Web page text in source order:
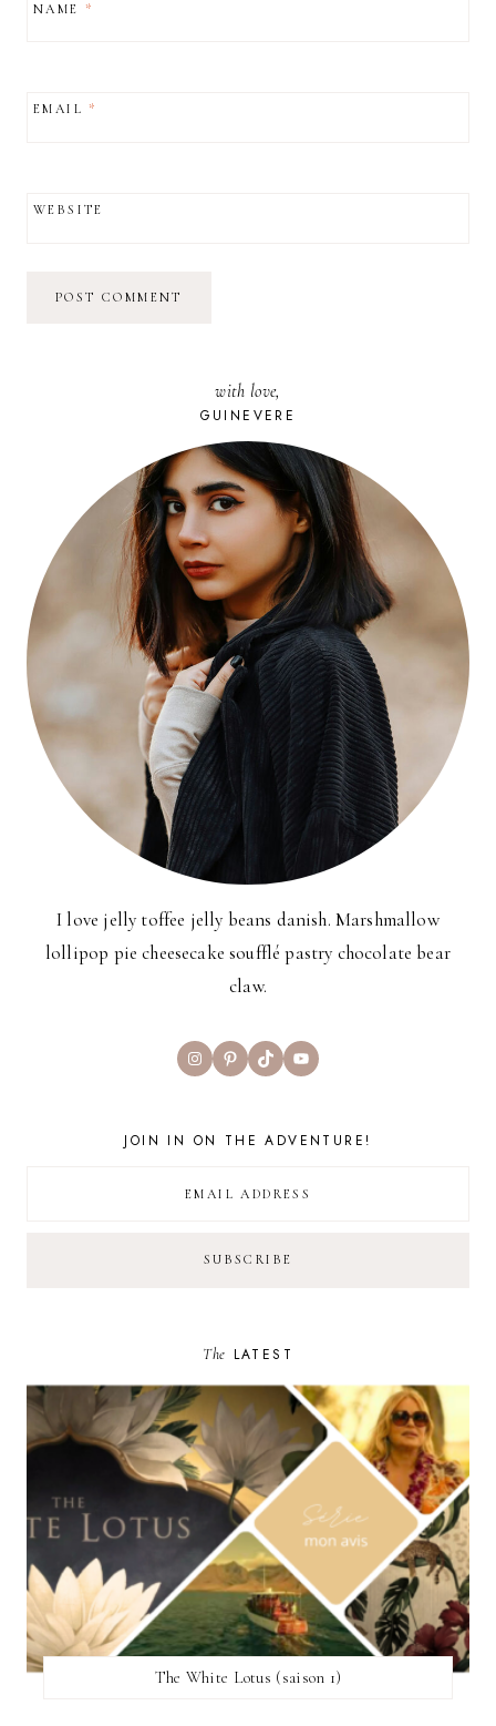
NAME *
EMAIL*
WEBSITE
with love,
GUINEVERE
I love jelly toffee jelly beans danish. Marshmallow
lollipop pie cheesecake soufflé pastry chocolate bear
claw.
InstagramPinterest
TikTokYouTube
JOIN IN ON THE ADVENTURE!
The LATEST
The White Lotus (saison 1)